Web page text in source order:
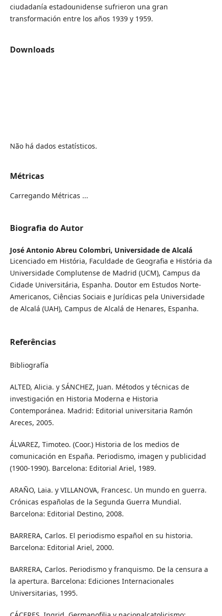
ciudadanía estadounidense sufrieron una gran
transformación entre los años 1939 y 1959.
Downloads
Não há dados estatísticos.
Métricas
Carregando Métricas ...
Biografia do Autor
José Antonio Abreu Colombri, Universidade de Alcalá
Licenciado em História, Faculdade de Geografia e História da
Universidade Complutense de Madrid (UCM), Campus da
Cidade Universitária, Espanha. Doutor em Estudos Norte-
Americanos, Ciências Sociais e Jurídicas pela Universidade
de Alcalá (UAH), Campus de Alcalá de Henares, Espanha.
Referências
Bibliografía
ALTED, Alicia. y SÁNCHEZ, Juan. Métodos y técnicas de
investigación en Historia Moderna e Historia
Contemporánea. Madrid: Editorial universitaria Ramón
Areces, 2005.
ÁLVAREZ, Timoteo. (Coor.) Historia de los medios de
comunicación en España. Periodismo, imagen y publicidad
(1900-1990). Barcelona: Editorial Ariel, 1989.
ARAÑO, Laia. y VILLANOVA, Francesc. Un mundo en guerra.
Crónicas españolas de la Segunda Guerra Mundial.
Barcelona: Editorial Destino, 2008.
BARRERA, Carlos. El periodismo español en su historia.
Barcelona: Editorial Ariel, 2000.
BARRERA, Carlos. Periodismo y franquismo. De la censura a
la apertura. Barcelona: Ediciones Internacionales
Universitarias, 1995.